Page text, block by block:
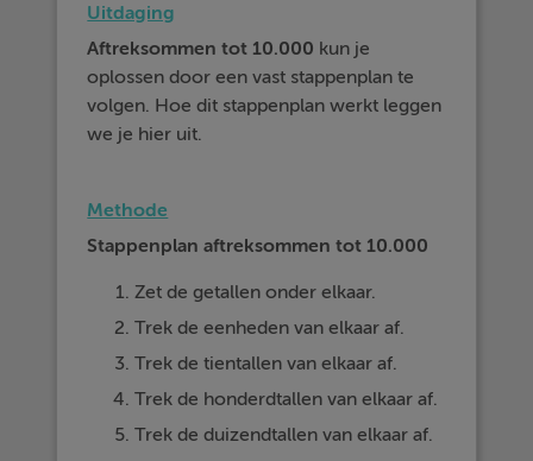
Uitdaging
Aftreksommen tot 10.000 kun je
oplossen door een vast stappenplan te
volgen. Hoe dit stappenplan werkt leggen
we je hier uit.
Methode
Stappenplan aftreksommen tot 10.000
Zet de getallen onder elkaar.
Trek de eenheden van elkaar af.
Trek de tientallen van elkaar af.
Trek de honderdtallen van elkaar af.
Trek de duizendtallen van elkaar af.